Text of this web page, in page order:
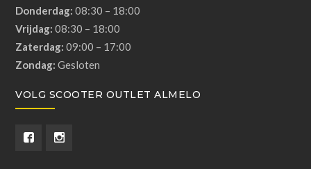
Donderdag: 08:30 – 18:00
Vrijdag: 08:30 – 18:00
Zaterdag: 09:00 – 17:00
Zondag: Gesloten
VOLG SCOOTER OUTLET ALMELO